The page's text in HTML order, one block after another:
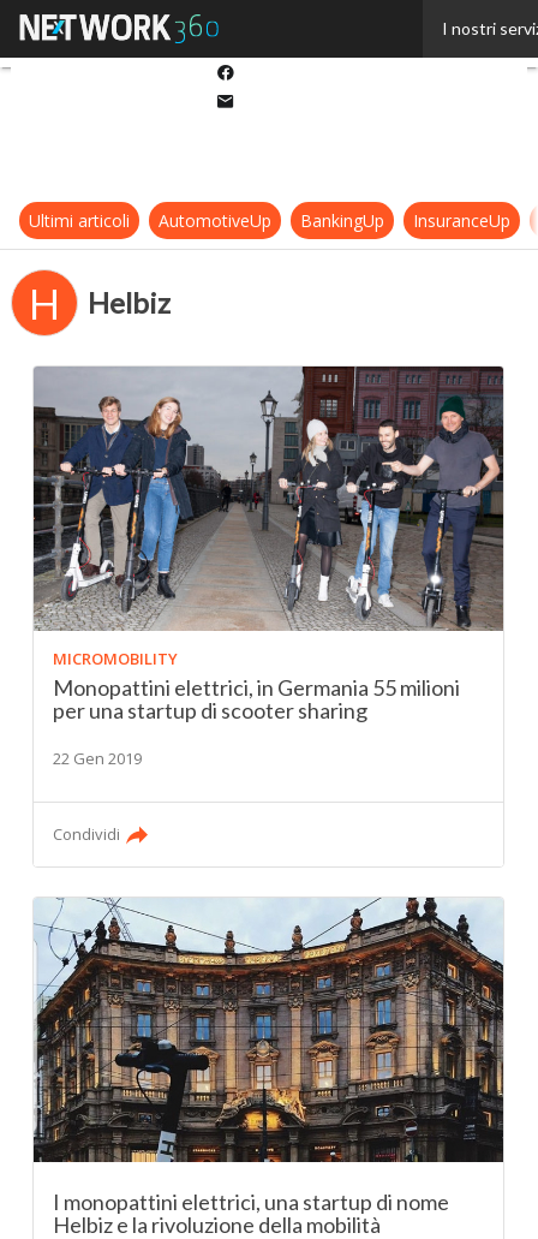
I nostri
Ultimi articoli AutomotiveUp BankingUp InsuranceUp
H Helbiz
MICROMOBILITY
Monopattini elettrici, in Germania 55 milioni
per una startup di scooter sharing
22 Gen 2019
Condividi
I monopattini elettrici, una startup di nome
Helbiz e la rivoluzione della mobilità